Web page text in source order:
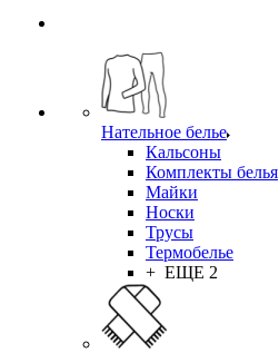
Нательное белье
Кальсоны
Комплекты белья
Майки
Носки
Трусы
Термобелье
+ ЕЩЕ 2